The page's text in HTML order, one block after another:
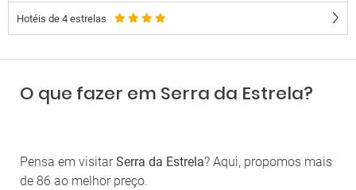
Hotéis de 4 estrelas
O que fazer em Serra da Estrela?
Pensa em visitarSerra da Estrela? Aqui, propomos mais
de 86 ao melhor preço.